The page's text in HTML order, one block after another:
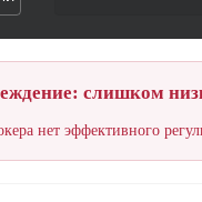
слишком
нет эффективного